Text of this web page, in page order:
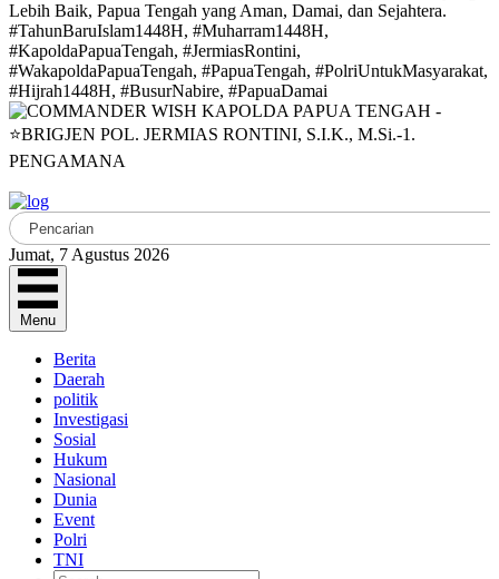
Jumat, 7 Agustus 2026
Menu
Berita
Daerah
politik
Investigasi
Sosial
Hukum
Nasional
Dunia
Event
Polri
TNI